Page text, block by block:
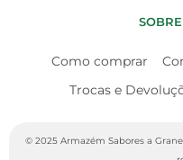
Como comprar
Trocas e
© 2025 Armazém Sabores a